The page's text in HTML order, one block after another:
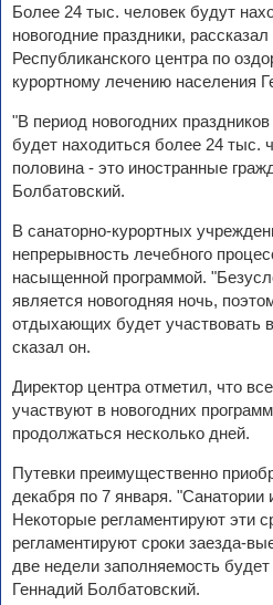
Более 24 тыс. человек будут
новогодние праздники,
Республиканского центра по
курортному лечению населения
"В период новогодних
будет находиться более 24 тыс.
половина - это иностранные
Болбатовский.
В санаторно-курортных
непрерывность лечебного
насыщенной программой.
является новогодняя ночь,
отдыхающих будет участвовать
сказал он.
Директор центра отметил, что
участвуют в новогодних
продолжаться несколько дней.
Путевки преимущественно
декабря по 7 января. "Санатории
Некоторые регламентируют эти
регламентируют сроки заезда-
две недели заполняемость
Геннадий Болбатовский.